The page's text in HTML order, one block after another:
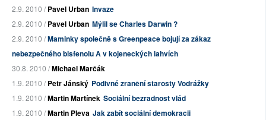
2.9. 2010 /Pavel Urban Invaze
2.9. 2010 /Pavel Urban Mýlil se Charles Darwin ?
2.9. 2010 /Maminky společně s Greenpeace bojují za zákaz
nebezpečného bisfenolu A v kojeneckých lahvích
30.8. 2010 /Michael Marčák
1.9. 2010 /Petr Jánský Podivné zranění starosty Vodrážky
1.9. 2010 /Martin Martínek Sociální bezradnost vlád
1.9. 2010 /Martin Pleva Jak zabít sociální demokracii